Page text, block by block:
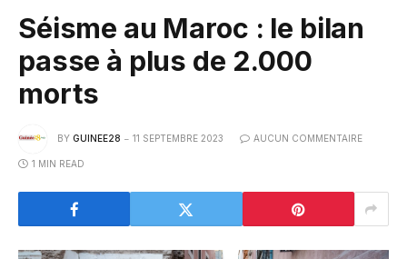
Séisme au Maroc : le bilan
passe à plus de 2.000
morts
BY GUINEE28 11 SEPTEMBRE 2023 AUCUN COMMENTAIRE
1 MIN READ